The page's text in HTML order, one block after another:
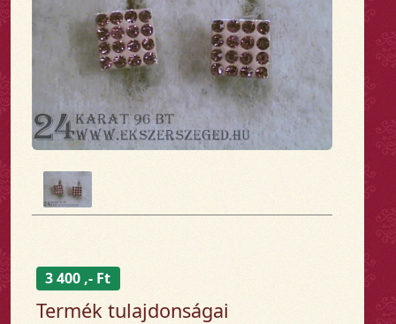
3 400 ,- Ft
Termék tulajdonságai